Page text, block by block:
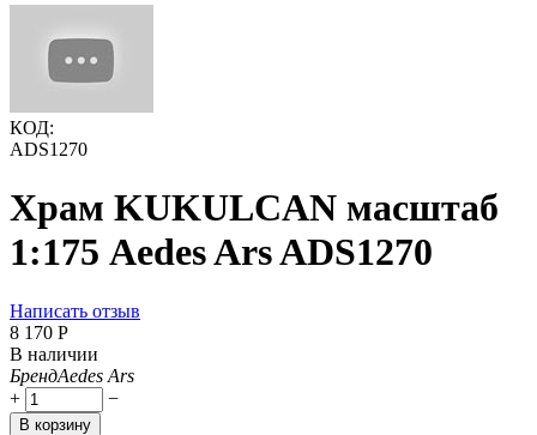
КОД:
ADS1270
Храм KUKULCAN масштаб
1:175 Aedes Ars ADS1270
Написать отзыв
8 170 Р
В наличии
БрендAedes Ars
+
−
В корзину